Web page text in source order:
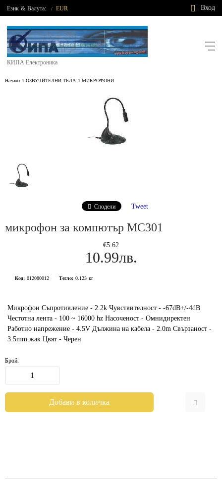
Език & Валута: / EUR Вход
КИПА Електроника
Начало ОЗВУЧИТЕЛНИ ТЕЛА МИКРОФОНИ
Сподели Tweet
микрофон за компютър MC301
€5.62
10.99лв.
Код: 012080012 Тегло: 0.123 кг
Микрофон Съпротивление - 2.2k Чувствителност - -67dB+/-4dB
Честотна лента - 100 ~ 16000 hz Насоченост - Омнидиректен
Работно напрежение - 4.5V Дължина на кабела - 2.0m Свързаност -
3.5mm жак Цвят - Черен
Брой: